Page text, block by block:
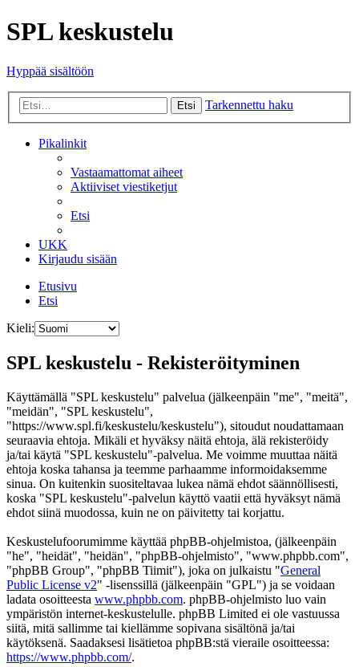
SPL keskustelu
Hyppää sisältöön
Etsi Tarkennettu haku
Pikalinkit
Vastaamattomat aiheet
Aktiiviset viestiketjut
Etsi
UKK
Kirjaudu sisään
Etusivu
Etsi
Kieli:
SPL keskustelu - Rekisteröityminen
Käyttämällä "SPL keskustelu" palvelua (jälkeenpäin "me", "meitä",
"meidän", "SPL keskustelu",
"https://www.spl.fi/keskustelu/keskustelu"), sitoudut noudattamaan
seuraavia ehtoja. Mikäli et hyväksy näitä ehtoja, älä rekisteröidy
ja/tai käytä "SPL keskustelu"-palvelua. Me voimme muuttaa näitä
ehtoja koska tahansa ja teemme parhaamme informoidaksemme
sinua. On kuitenkin suositeltavaa lukea nämä ehdot säännöllisesti,
koska "SPL keskustelu"-palvelun käyttö vaatii että hyväksyt nämä
ehdot siinä muodossa, kuin ne on päivitetty tai korjattu.
Keskustelufoorumimme käyttää phpBB-ohjelmistoa, (jälkeenpäin
"he", "heidät", "heidän", "phpBB-ohjelmisto", "www.phpbb.com",
"phpBB Group", "phpBB Tiimit"), joka on julkaistu "General
Public License v2" -lisenssillä (jälkeenpäin "GPL") ja se voidaan
ladata osoitteesta www.phpbb.com. phpBB-ohjelmisto luo vain
ympäristön internet-keskustelulle. phpBB Limited ei ole vastuussa
siitä, mitä sallimme tai kiellämme sopivana sisältönä ja/tai
käytöksenä. Saadaksesi lisätietoa phpBB:stä vieraile osoitteessa:
https://www.phpbb.com/.